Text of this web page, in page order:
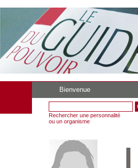
Bienvenue
Rechercher une personnalité
ou un organisme